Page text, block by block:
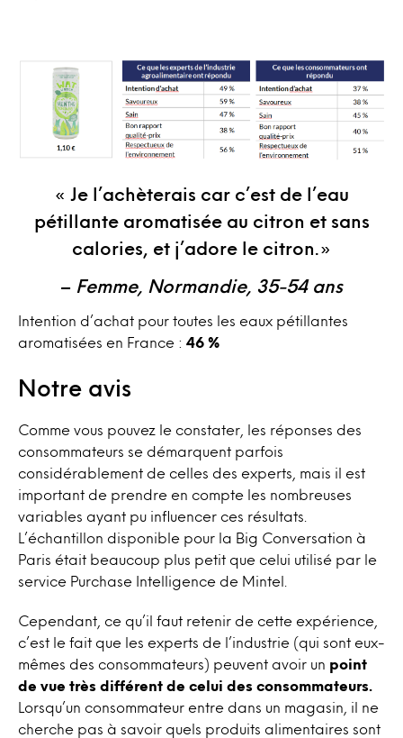
« Je l’achèterais car c’est de l’eau
pétillante aromatisée au citron et sans
calories, et j’adore le citron.»
– Femme, Normandie, 35-54 ans
Intention d’achat pour toutes les eaux pétillantes
aromatisées en France : 46 %
Notre avis
Comme vous pouvez le constater, les réponses des
consommateurs se démarquent parfois
considérablement de celles des experts, mais il est
important de prendre en compte les nombreuses
variables ayant pu influencer ces résultats.
L’échantillon disponible pour la Big Conversation à
Paris était beaucoup plus petit que celui utilisé par le
service Purchase Intelligence de Mintel.
Cependant, ce qu’il faut retenir de cette expérience,
c’est le fait que les experts de l’industrie (qui sont eux-
mêmes des consommateurs) peuvent avoir un point
de vue très différent de celui des consommateurs.
Lorsqu’un consommateur entre dans un magasin, il ne
cherche pas à savoir quels produits alimentaires sont